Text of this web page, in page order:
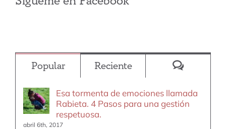
Popular Reciente
Esa tormenta de emociones llamada
Rabieta. 4 Pasos para una gestión
respetuosa.
abril 6th, 2017